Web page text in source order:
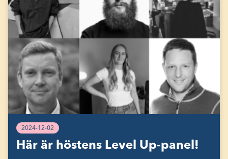
2024-12-02
Här är höstens Level Up-panel!